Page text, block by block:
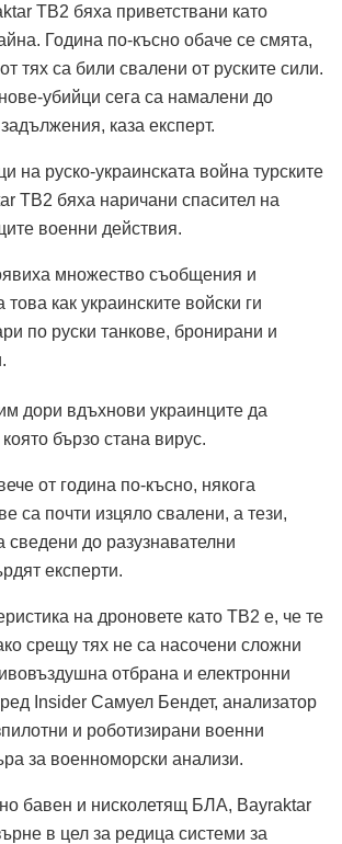
TB2 бяха приветствани като
Година по-късно обаче се смята,
тях са били свалени от руските сили.
убийци сега са намалени до
каза експерт.
на руско-украинската война турските
TB2 бяха наричани спасител на
военни действия.
множество съобщения и
как украинските войски ги
по руски танкове, бронирани и
дори вдъхнови украинците да
бързо стана вирус.
от година по-късно, някога
са почти изцяло свалени, а тези,
сведени до разузнавателни
експерти.
на дроновете като TB2 е, че те
срещу тях не са насочени сложни
отбрана и електронни
Insider Самуел Бендет, анализатор
и роботизирани военни
за военноморски анализи.
бавен и нисколетящ БЛА, Bayraktar
в цел за редица системи за